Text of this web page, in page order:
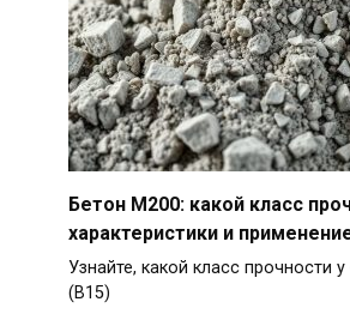
Бетон М200: какой класс
характеристики и
Узнайте, какой класс прочности
(В15)